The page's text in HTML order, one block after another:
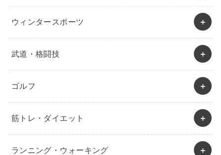
ウィンタースポーツ
武道・格闘技
ゴルフ
筋トレ・ダイエット
ランニング・ウォーキング